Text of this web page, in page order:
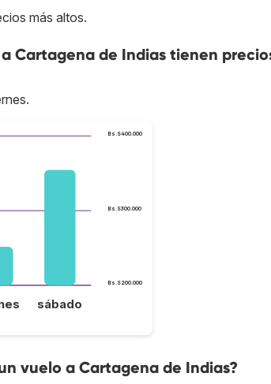
más altos.
Cartagena de Indias tienen
Bs.S200.000
Bs.S300.000
Bs.S400.000
sábado
vuelo a Cartagena de Indias?